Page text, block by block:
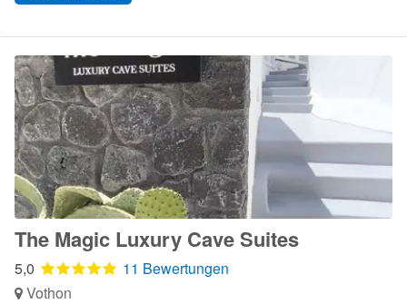
The Magic Luxury Cave Suites
5,0
11 Bewertungen
Vothon